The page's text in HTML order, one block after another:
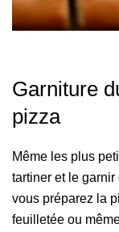
Garniture
pizza
Même les plus
tartiner et le
vous préparez la
feuilletée ou